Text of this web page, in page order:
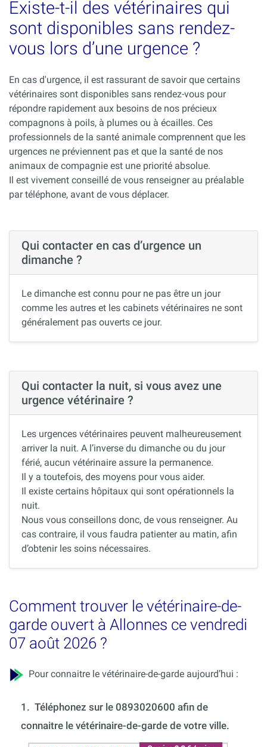
Existe-t-il des vétérinaires qui
sont disponibles sans rendez-
vous lors d’une urgence ?
En cas d'urgence, il est rassurant de savoir que certains
vétérinaires sont disponibles sans rendez-vous pour
répondre rapidement aux besoins de nos précieux
compagnons à poils, à plumes ou à écailles. Ces
professionnels de la santé animale comprennent que les
urgences ne préviennent pas et que la santé de nos
animaux de compagnie est une priorité absolue.
Il est vivement conseillé de vous renseigner au préalable
par téléphone, avant de vous déplacer.
Qui contacter en cas d’urgence un
dimanche ?
Le dimanche est connu pour ne pas être un jour
comme les autres et les cabinets vétérinaires ne sont
généralement pas ouverts ce jour.
Qui contacter la nuit, si vous avez une
urgence vétérinaire ?
Les urgences vétérinaires peuvent malheureusement
arriver la nuit. A l’inverse du dimanche ou du jour
férié, aucun vétérinaire assure la permanence.
Il y a toutefois, des moyens pour vous aider.
Il existe certains hôpitaux qui sont opérationnels la
nuit.
Nous vous conseillons donc, de vous renseigner. Au
cas contraire, il vous faudra patienter au matin, afin
d’obtenir les soins nécessaires.
Comment trouver le vétérinaire-de-
garde ouvert à Allonnes ce vendredi
07 août 2026 ?
Pour connaitre le vétérinaire-de-garde aujourd’hui :
1. Téléphonez sur le 0893020600 afin de
connaitre le vétérinaire-de-garde de votre ville.